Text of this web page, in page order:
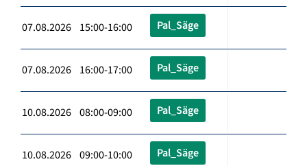
07.08.2026 15:00-16:00 Pal_Säge
07.08.2026 16:00-17:00 Pal_Säge
10.08.2026 08:00-09:00 Pal_Säge
10.08.2026 09:00-10:00 Pal_Säge